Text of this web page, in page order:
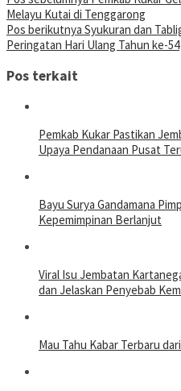
Melayu Kutai di Tenggarong
Pos berikutnya Syukuran dan
Peringatan Hari Ulang Tahun ke-54
Pos terkait
Pemkab Kukar Pastikan
Upaya Pendanaan Pusat
Bayu Surya Gandamana
Kepemimpinan Berlanjut
Viral Isu Jembatan
dan Jelaskan Penyebab
Mau Tahu Kabar Terbaru